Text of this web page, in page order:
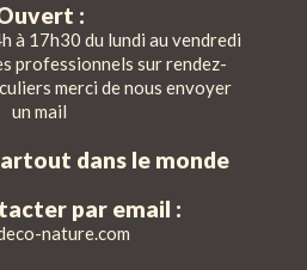
:
à 17h30 du lundi au vendredi
professionnels sur rendez-
merci de nous envoyer
un mail
dans le monde
par email :
nature.com